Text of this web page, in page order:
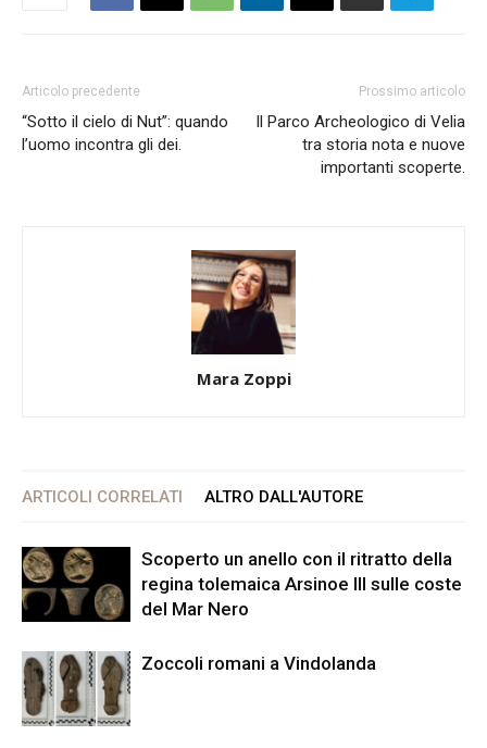
Articolo precedente
“Sotto il cielo di Nut”: quando
l’uomo incontra gli dei.
Prossimo articolo
Il Parco Archeologico di Velia
tra storia nota e nuove
importanti scoperte.
Mara Zoppi
ARTICOLI CORRELATI ALTRO DALL'AUTORE
Scoperto un anello con il ritratto della
regina tolemaica Arsinoe III sulle coste
del Mar Nero
Zoccoli romani a Vindolanda